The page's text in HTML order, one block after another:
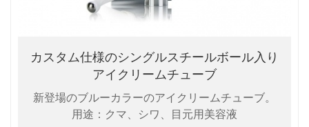
カスタム仕様のシングルスチールボール入り
アイクリームチューブ
新登場のブルーカラーのアイクリームチューブ。
用途：クマ、シワ、目元用美容液